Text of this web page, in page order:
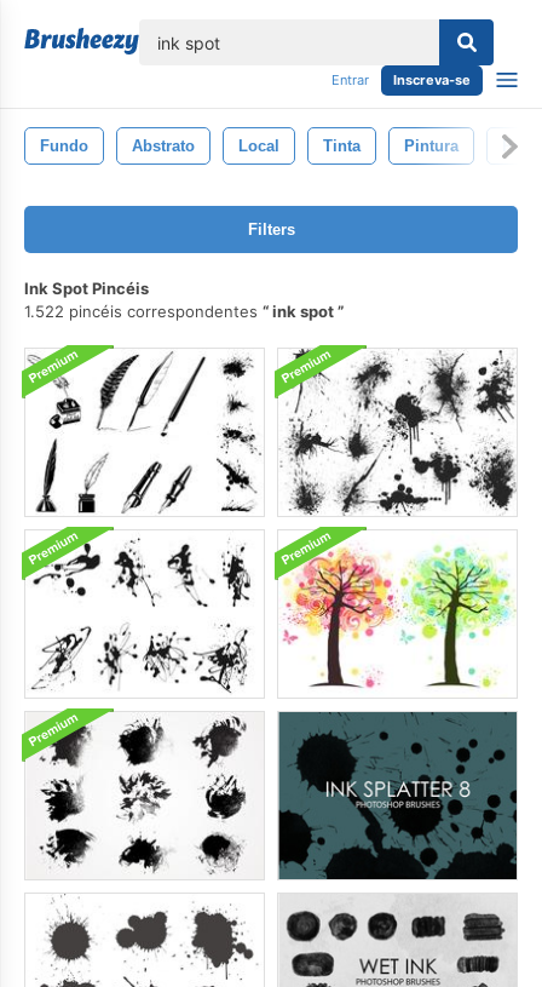
Entrar Inscreva-se
Fundo Abstrato Local Tinta Pintura Preto
Filters
Ink Spot Pincéis
1.522 pincéis correspondentes
ink spot